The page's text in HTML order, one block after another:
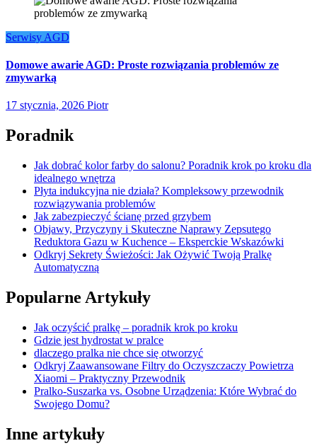
Serwisy AGD
Domowe awarie AGD: Proste rozwiązania problemów ze
zmywarką
17 stycznia, 2026 Piotr
Poradnik
Jak dobrać kolor farby do salonu? Poradnik krok po kroku dla
idealnego wnętrza
Płyta indukcyjna nie działa? Kompleksowy przewodnik
rozwiązywania problemów
Jak zabezpieczyć ścianę przed grzybem
Objawy, Przyczyny i Skuteczne Naprawy Zepsutego
Reduktora Gazu w Kuchence – Eksperckie Wskazówki
Odkryj Sekrety Świeżości: Jak Ożywić Twoją Pralkę
Automatyczną
Popularne Artykuły
Jak oczyścić pralkę – poradnik krok po kroku
Gdzie jest hydrostat w pralce
dlaczego pralka nie chce się otworzyć
Odkryj Zaawansowane Filtry do Oczyszczaczy Powietrza
Xiaomi – Praktyczny Przewodnik
Pralko-Suszarka vs. Osobne Urządzenia: Które Wybrać do
Swojego Domu?
Inne artykuły